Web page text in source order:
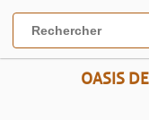
OASIS